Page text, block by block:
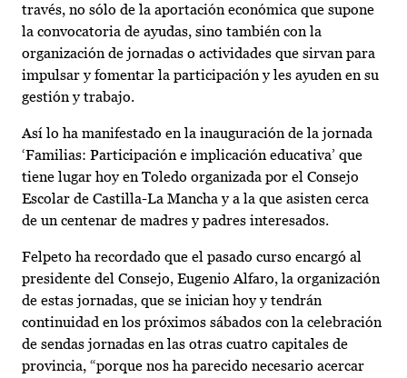
través, no sólo de la aportación económica que supone
la convocatoria de ayudas, sino también con la
organización de jornadas o actividades que sirvan para
impulsar y fomentar la participación y les ayuden en su
gestión y trabajo.
Así lo ha manifestado en la inauguración de la jornada
‘Familias: Participación e implicación educativa’ que
tiene lugar hoy en Toledo organizada por el Consejo
Escolar de Castilla-La Mancha y a la que asisten cerca
de un centenar de madres y padres interesados.
Felpeto ha recordado que el pasado curso encargó al
presidente del Consejo, Eugenio Alfaro, la organización
de estas jornadas, que se inician hoy y tendrán
continuidad en los próximos sábados con la celebración
de sendas jornadas en las otras cuatro capitales de
provincia, “porque nos ha parecido necesario acercar